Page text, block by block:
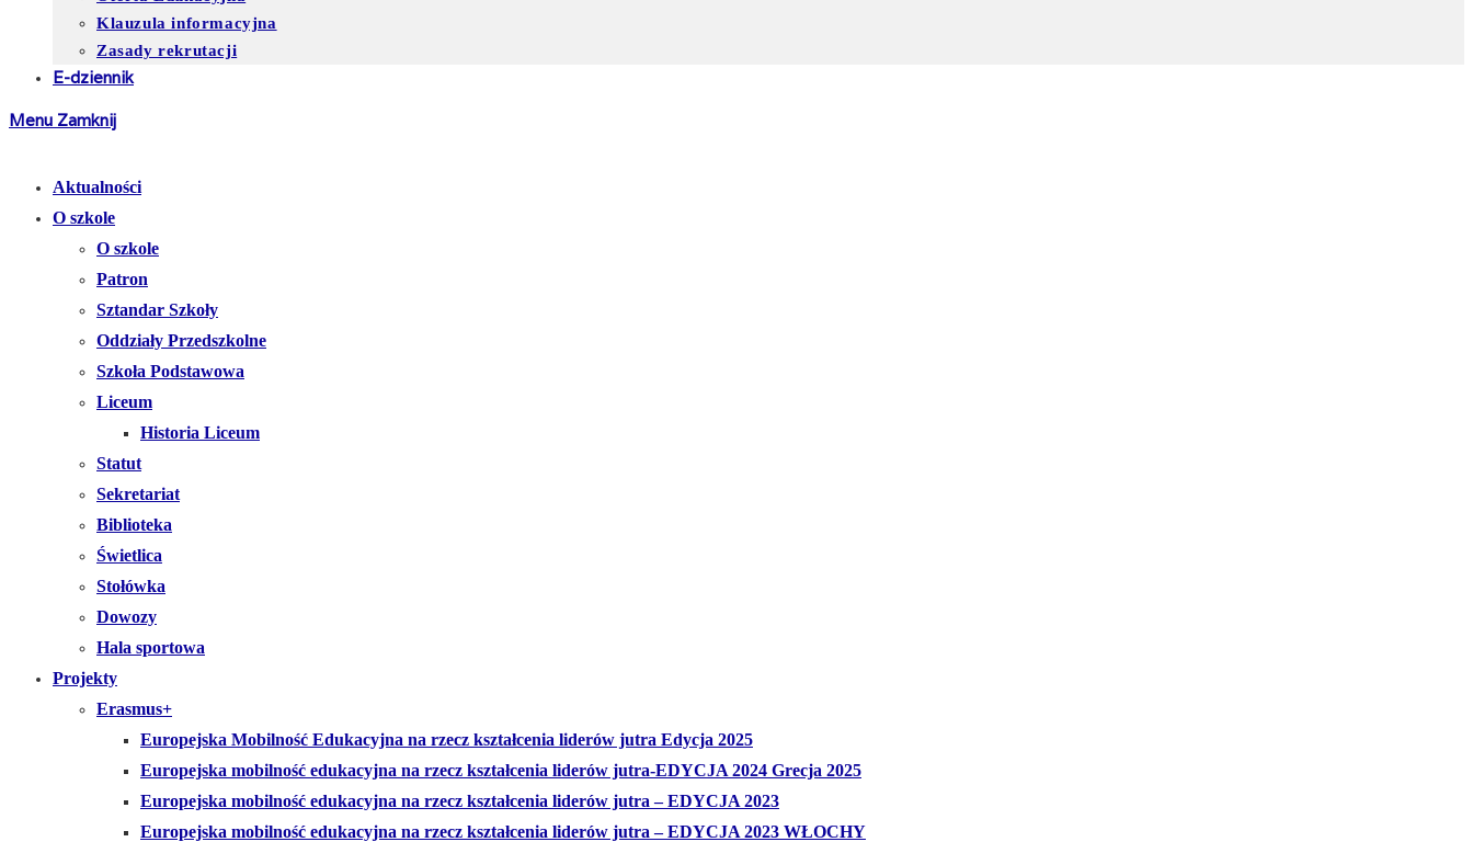
Klauzula informacyjna
Zasady rekrutacji
E-dziennik
Menu Zamknij
Aktualności
O szkole
O szkole
Patron
Sztandar Szkoły
Oddziały Przedszkolne
Szkoła Podstawowa
Liceum
Historia Liceum
Statut
Sekretariat
Biblioteka
Świetlica
Stołówka
Dowozy
Hala sportowa
Projekty
Erasmus+
Europejska Mobilność Edukacyjna na rzecz kształcenia liderów jutra Edycja 2025
Europejska mobilność edukacyjna na rzecz kształcenia liderów jutra-EDYCJA 2024 Grecja 2025
Europejska mobilność edukacyjna na rzecz kształcenia liderów jutra – EDYCJA 2023
Europejska mobilność edukacyjna na rzecz kształcenia liderów jutra – EDYCJA 2023 WŁOCHY